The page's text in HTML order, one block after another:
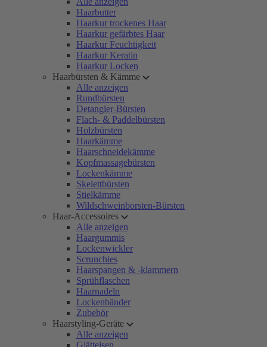
Haarbutter
Haarkur trockenes Haar
Haarkur gefärbtes Haar
Haarkur Feuchtigkeit
Haarkur Keratin
Haarkur Locken
Haarbürsten & Kämme
Alle anzeigen
Rundbürsten
Detangler-Bürsten
Flach- & Paddelbürsten
Holzbürsten
Haarkämme
Haarschneidekämme
Kopfmassagebürsten
Lockenkämme
Skelettbürsten
Stielkämme
Wildschweinborsten-Bürsten
Haar-Accessoires
Alle anzeigen
Haargummis
Lockenwickler
Scrunchies
Haarspangen & -klammern
Sprühflaschen
Haarnadeln
Lockenbänder
Zubehör
Haarstyling-Geräte
Alle anzeigen
Glätteisen